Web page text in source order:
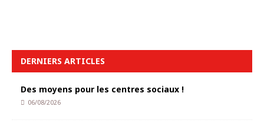
DERNIERS ARTICLES
Des moyens pour les centres sociaux !
06/08/2026